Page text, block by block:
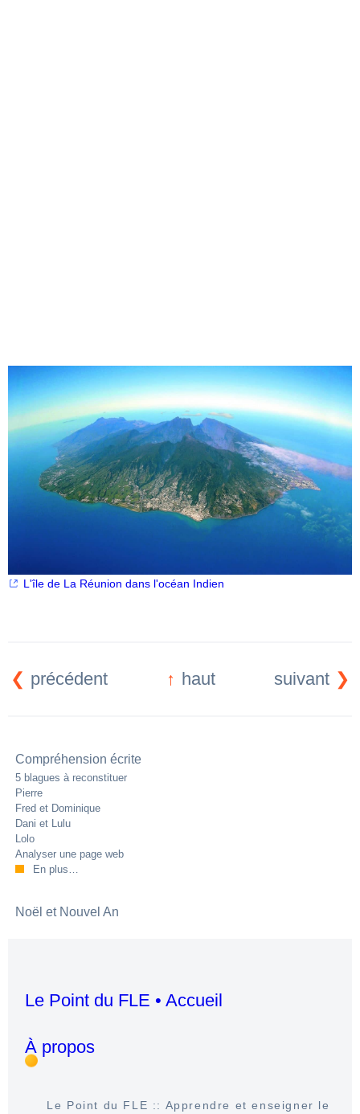
Compréhension écrite
5 blagues à reconstituer
Pierre
Fred et Dominique
Dani et Lulu
Lolo
Analyser une page web
En plus…
Noël et Nouvel An
L'île de La Réunion dans l'océan Indien
haut
Le Point du FLE • Accueil
À propos
Le Point du FLE :: Apprendre et enseigner le